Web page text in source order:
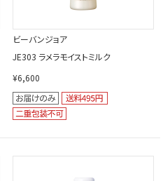
ビーバンジョア
JE303 ラメラモイストミルク
¥6,600